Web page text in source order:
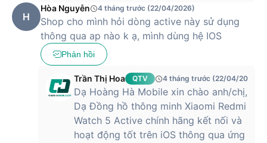
Nam với mức giá cực kỳ cạnh tranh. Ở phân khúc giá rẻ,
người dùng có thể dễ dàng sở hữu mẫu đồng hồ thông minh
mới nhất từ Xiaomi.
Mua đồng hồ thông minh Xiaomi Redmi
Watch 5 Active tại Hoàng Hà Mobile
Hiện tại, đồng hồ thông minh Xiaomi Redmi Watch 5 Active
đang được bán tại các chi nhánh của Hoàng Hà Mobile với
mức giá ưu đãi kèm theo nhiều quà tặng và khuyến mãi hấp
H
Hòa Nguyễn 4 tháng trước (22/04/2026)
Shop cho mình hỏi dòng active này sử dụng
thông qua ap nào k ạ, mình dùng hệ IOS
Phản hồi
Trần Thị Hoa QTV 4 tháng trước (22/04/2026)
Dạ Hoàng Hà Mobile xin chào anh/chị,
Dạ Đồng hồ thông minh Xiaomi Redmi
Watch 5 Active chính hãng kết nối và
hoạt động tốt trên iOS thông qua ứng